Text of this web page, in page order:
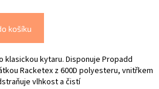
košíku
kytaru. Disponuje Propadd
Racketex z 600D polyesteru, vnitřkem
vlhkost a čistí